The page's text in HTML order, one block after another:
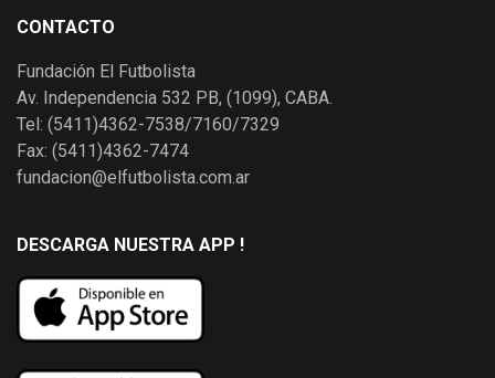
CONTACTO
Fundación El Futbolista
Av. Independencia 532 PB, (1099), CABA.
Tel: (5411)4362-7538/7160/7329
Fax: (5411)4362-7474
fundacion@elfutbolista.com.ar
DESCARGA NUESTRA APP !